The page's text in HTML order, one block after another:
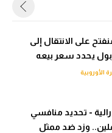
على الانتقال إلى
يحدد سعر بيعه
الأوروبية
- تحديد منافسي
وزد ضد ممثل